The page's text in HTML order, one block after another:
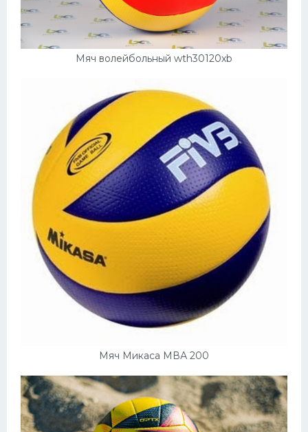
Мяч волейбольный wth30120xb
Мяч Микаса МВА 200